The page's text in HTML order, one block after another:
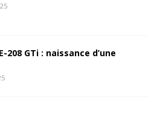
208 GTi : naissance d’une